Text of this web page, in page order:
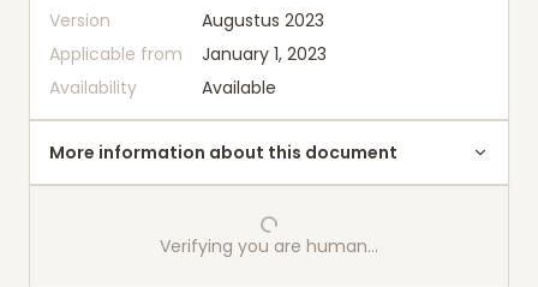
Version
Augustus 2023
Applicable from
January 1, 2023
Availability
Available
More information about this document
Verifying you are human…